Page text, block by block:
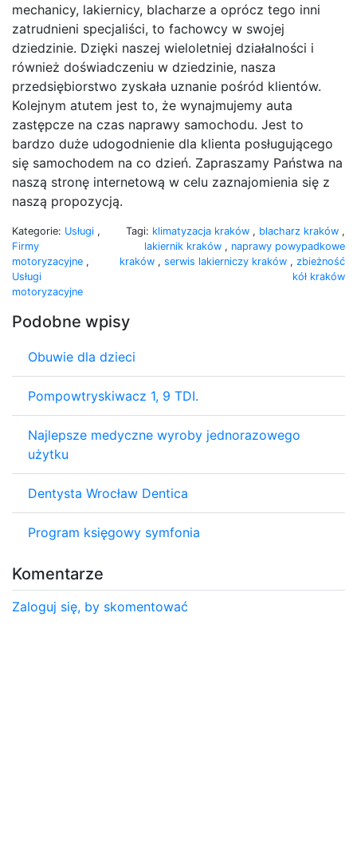
mechanicy, lakiernicy, blacharze a oprócz tego inni
zatrudnieni specjaliści, to fachowcy w swojej
dziedzinie. Dzięki naszej wieloletniej działalności i
również doświadczeniu w dziedzinie, nasza
przedsiębiorstwo zyskała uznanie pośród klientów.
Kolejnym atutem jest to, że wynajmujemy auta
zastępcze na czas naprawy samochodu. Jest to
bardzo duże udogodnienie dla klienta posługującego
się samochodem na co dzień. Zapraszamy Państwa na
naszą stronę internetową w celu zaznajomienia się z
naszą propozycją.
Kategorie: Usługi ,
Firmy
motoryzacyjne ,
Usługi
motoryzacyjne
Tagi: klimatyzacja kraków , blacharz kraków ,
lakiernik kraków , naprawy powypadkowe
kraków , serwis lakierniczy kraków , zbieżność
kół kraków
Podobne wpisy
Obuwie dla dzieci
Pompowtryskiwacz 1, 9 TDI.
Najlepsze medyczne wyroby jednorazowego
użytku
Dentysta Wrocław Dentica
Program księgowy symfonia
Komentarze
Zaloguj się, by skomentować